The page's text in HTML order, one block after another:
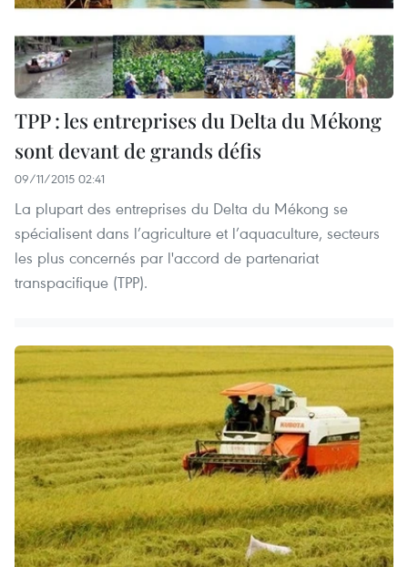
TPP : les entreprises du Delta du Mékong
sont devant de grands défis
09/11/2015 02:41
La plupart des entreprises du Delta du Mékong se
spécialisent dans l’agriculture et l’aquaculture, secteurs
les plus concernés par l'accord de partenariat
transpacifique (TPP).